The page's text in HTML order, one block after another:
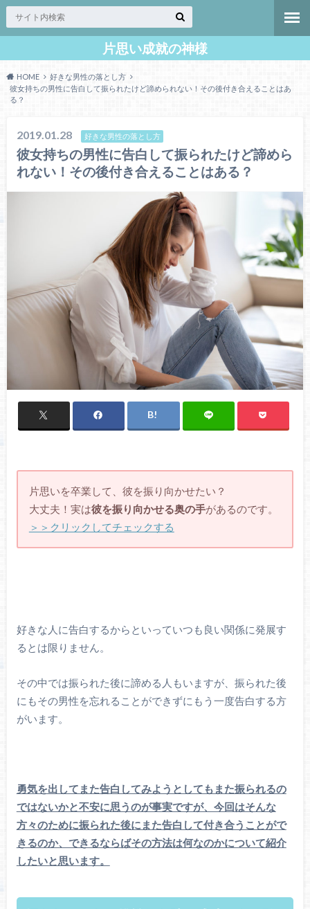
片思い成就の神様
HOME
好きな男性の落とし方
彼女持ちの男性に告白して振られたけど諦められない！その後付き合えることはあ
る？
2019.01.28 好きな男性の落とし方
彼女持ちの男性に告白して振られたけど諦めら
れない！その後付き合えることはある？
片思いを卒業して、彼を振り向かせたい？
大丈夫！実は彼を振り向かせる奥の手があるのです。
＞＞クリックしてチェックする
好きな人に告白するからといっていつも良い関係に発展す
るとは限りません。
その中では振られた後に諦める人もいますが、振られた後
にもその男性を忘れることができずにもう一度告白する方
がいます。
勇気を出してまた告白してみようとしてもまた振られるの
ではないかと不安に思うのが事実ですが、今回はそんな
方々のために振られた後にまた告白して付き合うことがで
きるのか、できるならばその方法は何なのかについて紹介
したいと思います。